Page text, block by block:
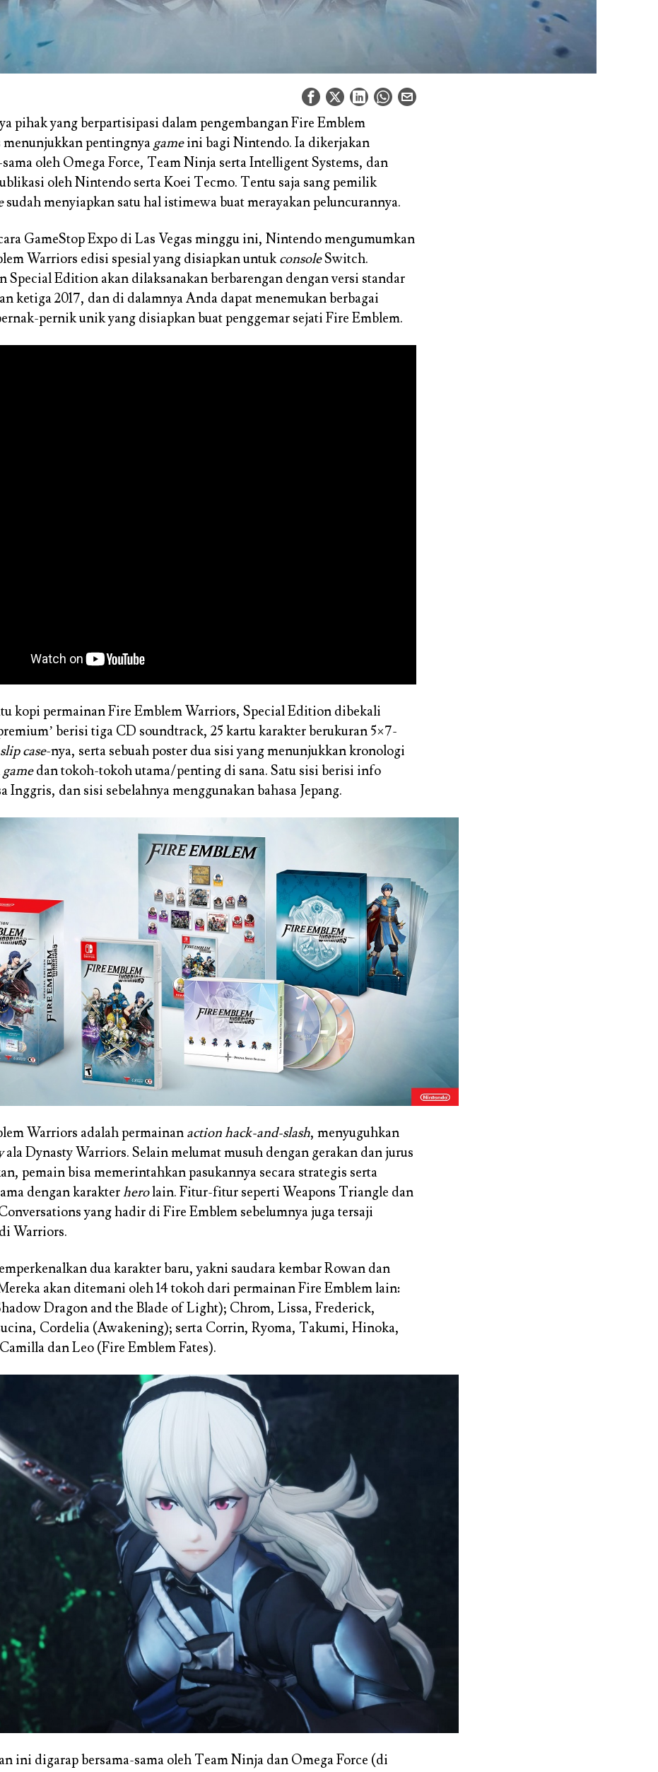
pihak yang berpartisipasi dalam pengembangan Fire Emblem
pentingnya gameini bagi Nintendo. Ia dikerjakan
oleh Omega Force, Team Ninja serta Intelligent Systems, dan
oleh Nintendo serta Koei Tecmo. Tentu saja sang pemilik
sudah menyiapkan satu hal istimewa buat merayakan peluncurannya.
GameStop Expo di Las Vegas minggu ini, Nintendo mengumumkan
Warriors edisi spesial yang disiapkan untukconsoleSwitch.
Special Edition akan dilaksanakan berbarengan dengan versi standar
ketiga 2017, dan di dalamnya Anda dapat menemukan berbagai
pernik unik yang disiapkan buat penggemar sejati Fire Emblem.
kopi permainan Fire Emblem Warriors, Special Edition dibekali
berisi tiga CD soundtrack, 25 kartu karakter berukuran 5×7-
slip case-nya, serta sebuah poster dua sisi yang menunjukkan kronologi
gamedan tokoh-tokoh utama/penting di sana. Satu sisi berisi info
Inggris, dan sisi sebelahnya menggunakan bahasa Jepang.
Warriors adalah permainan action hack-and-slash, menyuguhkan
ala Dynasty Warriors. Selain melumat musuh dengan gerakan dan jurus
pemain bisa memerintahkan pasukannya secara strategis serta
dengan karakterherolain. Fitur-fitur seperti Weapons Triangle dan
yang hadir di Fire Emblem sebelumnya juga tersaji
Warriors.
dua karakter baru, yakni saudara kembar Rowan dan
akan ditemani oleh 14 tokoh dari permainan Fire Emblem lain:
Dragon and the Blade of Light); Chrom, Lissa, Frederick,
Cordelia (Awakening); serta Corrin, Ryoma, Takumi, Hinoka,
dan Leo (Fire Emblem Fates).
ini digarap bersama-sama oleh Team Ninja dan Omega Force (di